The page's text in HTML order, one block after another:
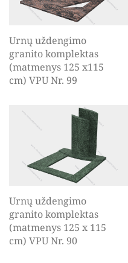
Urnų uždengimo
granito komplektas
(matmenys 125 x115
cm) VPU Nr. 99
Urnų uždengimo
granito komplektas
(matmenys 125 x 115
cm) VPU Nr. 90